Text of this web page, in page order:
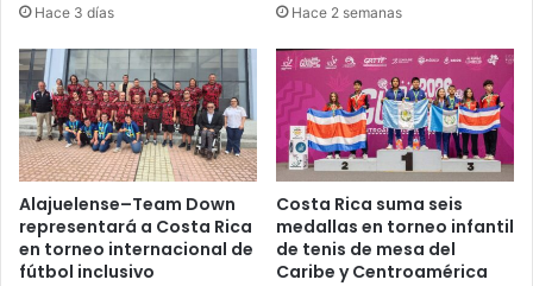
Hace 3 días Hace 2 semanas
Alajuelense–Team Down
representará a Costa Rica
en torneo internacional de
fútbol inclusivo
Costa Rica suma seis
medallas en torneo infantil
de tenis de mesa del
Caribe y Centroamérica